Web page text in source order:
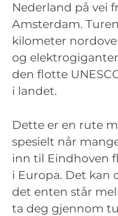
Nederland på vei
Amsterdam.
kilometer
og
den flotte
i landet.
Dette er en rute
spesielt når
inn til Eindhoven
i Europa. Det kan
det enten står
ta deg gjennom